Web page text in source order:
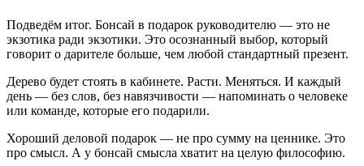
Подведём итог. Бонсай в подарок руководителю — это не
экзотика ради экзотики. Это осознанный выбор, который
говорит о дарителе больше, чем любой стандартный презент.
Дерево будет стоять в кабинете. Расти. Меняться. И каждый
день — без слов, без навязчивости — напоминать о человеке
или команде, которые его подарили.
Хороший деловой подарок — не про сумму на ценнике. Это
про смысл. А у бонсай смысла хватит на целую философию.